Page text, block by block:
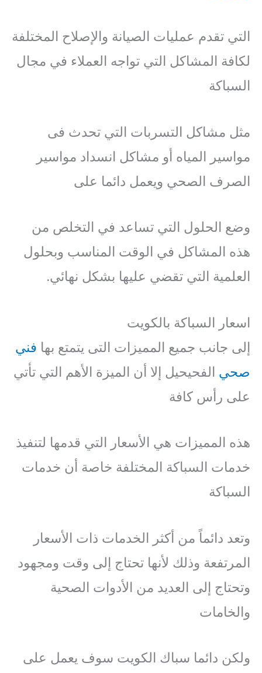
التي تقدم عمليات الصيانة والإصلاح المختلفة
لكافة المشاكل التي تواجه العملاء في مجال
السباكة
مثل مشاكل التسربات التي تحدث فى
مواسير المياه أو مشاكل انسداد مواسير
الصرف الصحي ويعمل دائما على
وضع الحلول التي تساعد في التخلص من
هذه المشاكل في الوقت المناسب وبحلول
العلمية التي تقضي عليها بشكل نهائي.
اسعار السباكة بالكويت
إلى جانب جميع المميزات التى يتمتع بها فني
صحي الفحيحيل إلا أن الميزة الأهم التي تأتي
على رأس كافة
هذه المميزات هي الأسعار التي قدمها لتنفيذ
خدمات السباكة المختلفة خاصة أن خدمات
السباكة
وتعد دائماً من أكثر الخدمات ذات الأسعار
المرتفعة وذلك لأنها تحتاج إلى وقت ومجهود
وتحتاج إلى العديد من الأدوات الصحية
والخامات
ولكن دائما سباك الكويت سوف يعمل على